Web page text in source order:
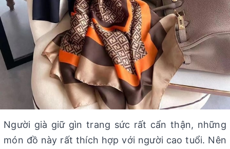
Người già giữ gìn trang sức rất cẩn thận, những
món đồ này rất thích hợp với người cao tuổi. Nên